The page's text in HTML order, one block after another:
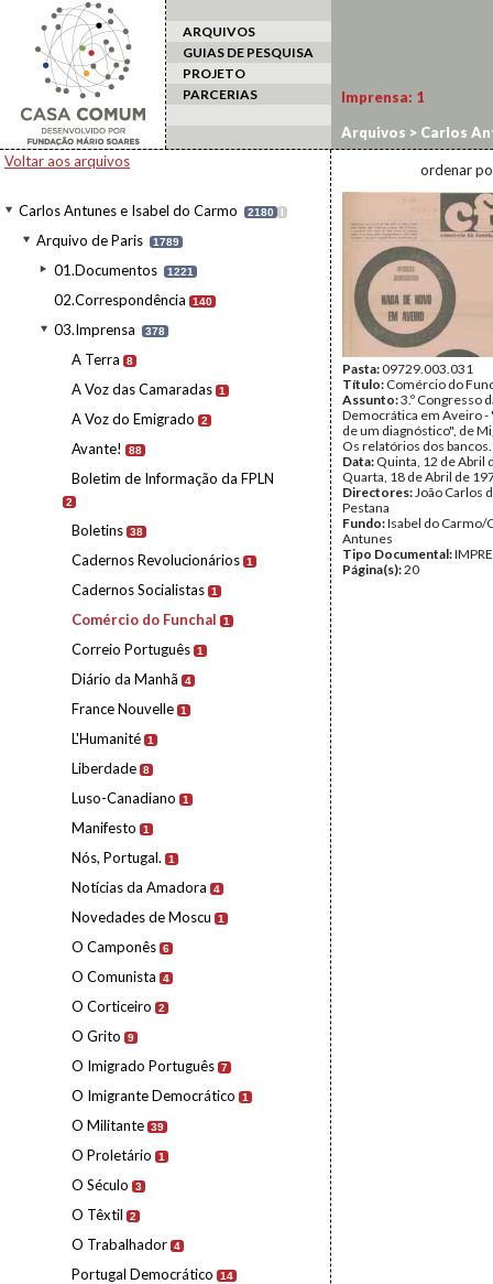
ARQUIVOS
GUIAS DE PESQUISA
PROJETO
PARCERIAS
Voltar aos arquivos
Carlos Antunes e Isabel do Carmo 2180 I
Arquivo de Paris 1789
01.Documentos 1221
02.Correspondência 140
03.Imprensa 378
A Terra 8
A Voz das Camaradas 1
A Voz do Emigrado 2
Avante! 88
Boletim de Informação da FPLN
2
Boletins 38
Cadernos Revolucionários 1
Cadernos Socialistas 1
Comércio do Funchal 1
Correio Português 1
Diário da Manhã 4
France Nouvelle 1
L'Humanité 1
Liberdade 8
Luso-Canadiano 1
Manifesto 1
Nós, Portugal. 1
Notícias da Amadora 4
Novedades de Moscu 1
O Camponês 6
O Comunista 4
O Corticeiro 2
O Grito 9
O Imigrado Português 7
O Imigrante Democrático 1
O Militante 39
O Proletário 1
O Século 3
O Têxtil 2
O Trabalhador 4
Portugal Democrático 14
Imprensa: 1
Arquivos > Carlos
ordenar
Pasta:09729.003.031
Título: Comércio do
Assunto:3.º Congresso
Democrática em Aveiro -
de um diagnóstico", de
Os relatórios dos bancos.
Data: Quinta, 12 de Abril
Quarta, 18 de Abril de
Directores:João Carlos
Pestana
Fundo:Isabel do Carmo/
Antunes
Tipo Documental:
Página(s):20